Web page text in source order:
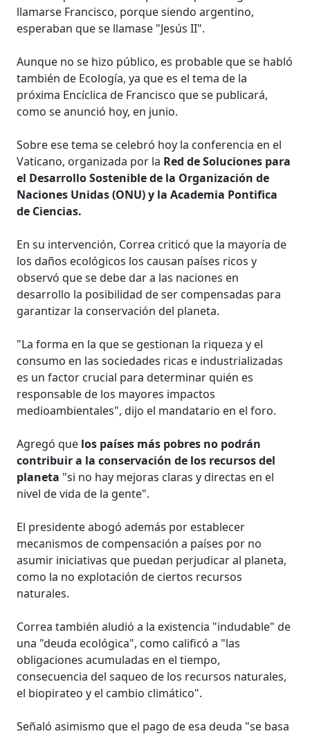
llamarse Francisco, porque siendo argentino,
esperaban que se llamase "Jesús II".
Aunque no se hizo público, es probable que se habló
también de Ecología, ya que es el tema de la
próxima Encíclica de Francisco que se publicará,
como se anunció hoy, en junio.
Sobre ese tema se celebró hoy la conferencia en el
Vaticano, organizada por la Red de Soluciones para
el Desarrollo Sostenible de la Organización de
Naciones Unidas (ONU) y la Academia Pontifica
de Ciencias.
En su intervención, Correa criticó que la mayoría de
los daños ecológicos los causan países ricos y
observó que se debe dar a las naciones en
desarrollo la posibilidad de ser compensadas para
garantizar la conservación del planeta.
"La forma en la que se gestionan la riqueza y el
consumo en las sociedades ricas e industrializadas
es un factor crucial para determinar quién es
responsable de los mayores impactos
medioambientales", dijo el mandatario en el foro.
Agregó que los países más pobres no podrán
contribuir a la conservación de los recursos del
planeta "si no hay mejoras claras y directas en el
nivel de vida de la gente".
El presidente abogó además por establecer
mecanismos de compensación a países por no
asumir iniciativas que puedan perjudicar al planeta,
como la no explotación de ciertos recursos
naturales.
Correa también aludió a la existencia "indudable" de
una "deuda ecológica", como calificó a "las
obligaciones acumuladas en el tiempo,
consecuencia del saqueo de los recursos naturales,
el biopirateo y el cambio climático".
Señaló asimismo que el pago de esa deuda "se basa